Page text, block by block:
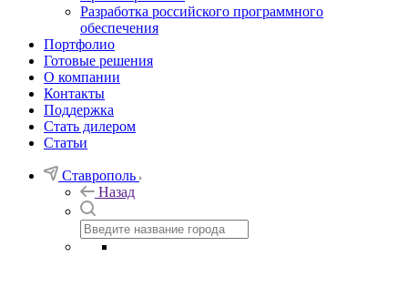
Разработка российского программного
обеспечения
Портфолио
Готовые решения
О компании
Контакты
Поддержка
Стать дилером
Статьи
Ставрополь
Назад